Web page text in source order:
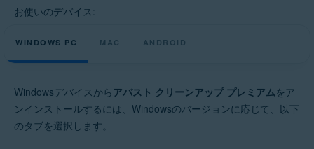
Apple macOS 10.15.x（Catalina）
Apple macOS 10.14.x（Mojave）
Apple macOS 10.12.x（Sierra）
Google Android 9.0（Pie、API 28）以降
お使いのデバイス:
WINDOWS PC MAC ANDROID
Windowsデバイスからアバスト クリーンアップ プレミアムをア
ンインストールするには、Windowsのバージョンに応じて、以下
のタブを選択します。